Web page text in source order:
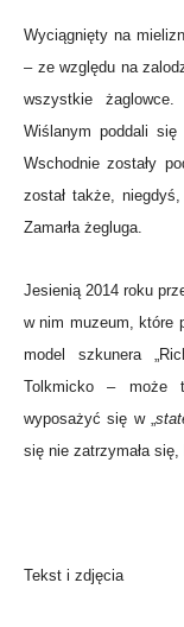
Wyciągnięty na
– ze względu na
wszystkie
Wiślanym poddali
Wschodnie zostały
został także,
Zamarła żegluga.
Jesienią 2014 roku
w nim muzeum, które
model szkunera
Tolkmicko – może
wyposażyć się w „
się nie zatrzymała
Tekst i zdjęcia